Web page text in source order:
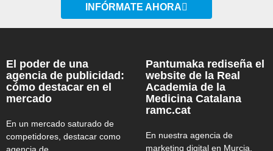
INFÓRMATE AHORA
El poder de una
agencia de publicidad:
cómo destacar en el
mercado
En un mercado saturado de
competidores, destacar como
Pantumaka rediseña el
website de la Real
Academia de la
Medicina Catalana
ramc.cat
En nuestra agencia de
marketing digital en Murcia,